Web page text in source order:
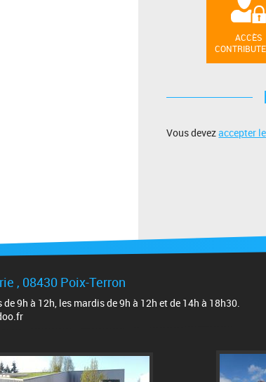
ACCÈS
Vous devezaccepter
, 08430 Poix-Terron
9h à 12h, les mardis de 9h à 12h et de 14h à 18h30.